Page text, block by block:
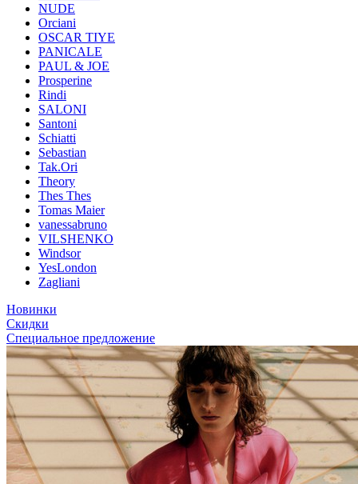
NUDE
Orciani
OSCAR TIYE
PANICALE
PAUL & JOE
Prosperine
Rindi
SALONI
Santoni
Schiatti
Sebastian
Tak.Ori
Theory
Thes Thes
Tomas Maier
vanessabruno
VILSHENKO
Windsor
YesLondon
Zagliani
Новинки
Скидки
Специальное предложение